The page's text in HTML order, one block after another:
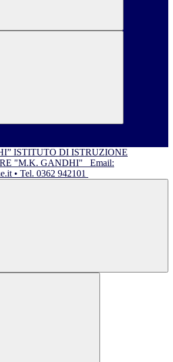
ISTITUTO DI ISTRUZIONE
"M.K. GANDHI"
Email:
• Tel. 0362 942101